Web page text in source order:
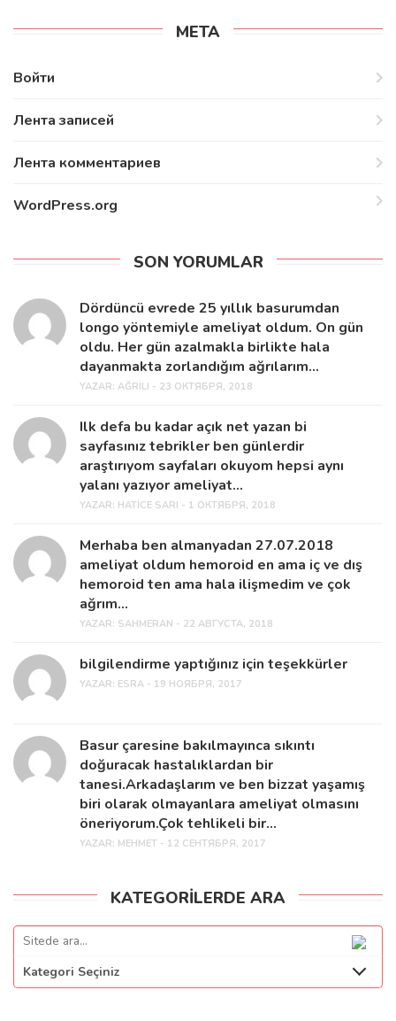
МЕТА
Войти
Лента записей
Лента комментариев
WordPress.org
SON YORUMLAR
Dördüncü evrede 25 yıllık basurumdan
longo yöntemiyle ameliyat oldum. On gün
oldu. Her gün azalmakla birlikte hala
dayanmakta zorlandığım ağrılarım...
YAZAR: AĞRILI - 23 ОКТЯБРЯ, 2018
Ilk defa bu kadar açık net yazan bi
sayfasınız tebrikler ben günlerdir
araştırıyom sayfaları okuyom hepsi aynı
yalanı yazıyor ameliyat...
YAZAR: HATICE SARI - 1 ОКТЯБРЯ, 2018
Merhaba ben almanyadan 27.07.2018
ameliyat oldum hemoroid en ama iç ve dış
hemoroid ten ama hala ilişmedim ve çok
ağrım...
YAZAR: SAHMERAN - 22 АВГУСТА, 2018
bilgilendirme yaptığınız için teşekkürler
YAZAR: ESRA - 19 НОЯБРЯ, 2017
Basur çaresine bakılmayınca sıkıntı
doğuracak hastalıklardan bir
tanesi.Arkadaşlarım ve ben bizzat yaşamış
biri olarak olmayanlara ameliyat olmasını
öneriyorum.Çok tehlikeli bir...
YAZAR: MEHMET - 12 СЕНТЯБРЯ, 2017
KATEGORILERDE ARA
Kategori Seçiniz